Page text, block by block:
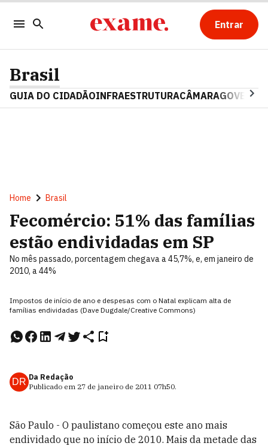
Entrar
Brasil
GUIA DO CIDADÃOINFRAESTRUTURACÂMARAGOVERNO
Home Brasil
Fecomércio: 51% das famílias
estão endividadas em SP
No mês passado, porcentagem chegava a 45,7%, e, em janeiro de
2010, a 44%
Impostos de início de ano e despesas com o Natal explicam alta de
famílias endividadas (Dave Dugdale/Creative Commons)
DR Da Redação
Publicado em 27 de janeiro de 2011 07h50.
São Paulo - O paulistano começou este ano mais
endividado que no início de 2010. Mais da metade das